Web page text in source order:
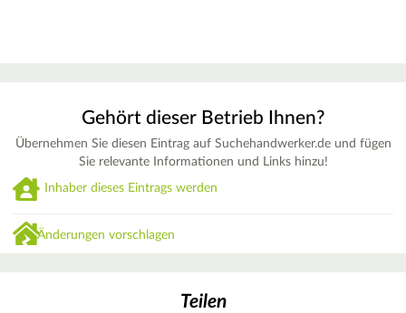
Gehört dieser Betrieb Ihnen?
Übernehmen Sie diesen Eintrag auf Suchehandwerker.de und fügen
Sie relevante Informationen und Links hinzu!
Inhaber dieses Eintrags werden
Änderungen vorschlagen
Teilen